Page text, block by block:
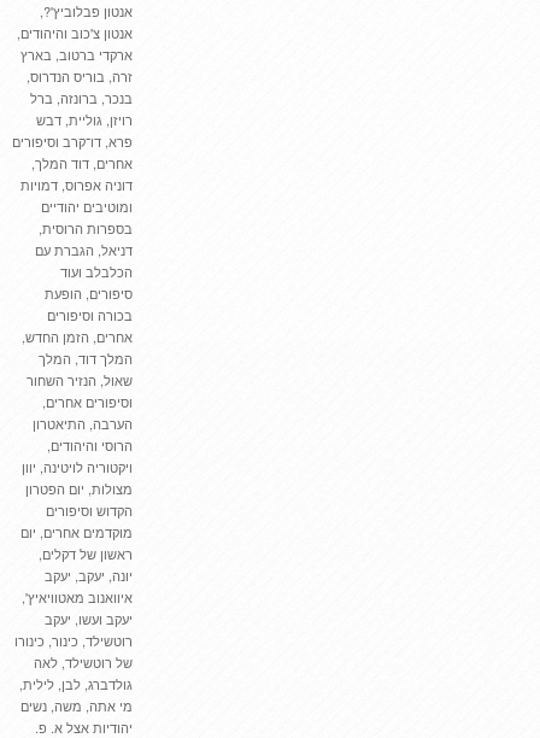
אנטון פבלוביץ'?,
אנטון צ'כוב והיהודים,
ארקדי ברטוב,בארץ
,בוריס הנדרוס,
בנכר,ברונזה,ברל
,גוליית,דבש
,דו־קרב וסיפורים
אחרים,דוד המלך,
דוניה אפרוס,דמויות
ומוטיבים יהודיים
בספרות הרוסית,
דניאל,הגברת עם
הכלבלב ועוד
סיפורים,הופעת
בכורה וסיפורים
אחרים,הזמן החדש,
המלך דוד,המלך
שאול,הנזיר השחור
וסיפורים אחרים,
הערבה,התיאטרון
הרוסי והיהודים,
ויקטוריה לויטינה,יוון
מצולות,יום הפטרון
הקדוש וסיפורים
מוקדמים אחרים,יום
ראשון של דקלים,
,יעקב,יעקב
איוואנוב מאטוויאיץ',
יעקב ועשו ,יעקב
רוטשילד,כינור,כינורו
של רוטשילד,לאה
גולדברג,לבן ,לילית,
מי אתה,משה,נשים
יהודיות אצל א. פ.